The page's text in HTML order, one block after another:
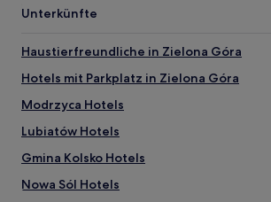
Unterkünfte
Haustierfreundliche in Zielona Góra
Hotels mit Parkplatz in Zielona Góra
Modrzyca Hotels
Lubiatów Hotels
Gmina Kolsko Hotels
Nowa Sól Hotels